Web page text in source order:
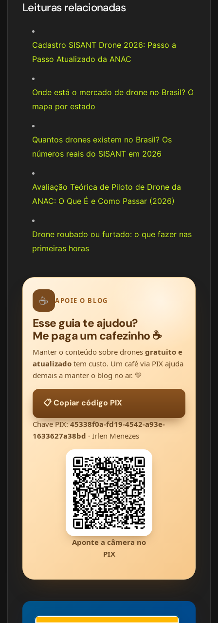
Leituras relacionadas
Cadastro SISANT Drone 2026: Passo a
Passo Atualizado da ANAC
Onde está o mercado de drone no Brasil? O
mapa por estado
Quantos drones existem no Brasil? Os
números reais do SISANT em 2026
Avaliação Teórica de Piloto de Drone da
ANAC: O Que É e Como Passar (2026)
Drone roubado ou furtado: o que fazer nas
primeiras horas
☕ APOIE O BLOG
Esse guia te ajudou?
Me paga um cafezinho ☕
Manter o conteúdo sobre drones gratuito e
atualizado tem custo. Um café via PIX ajuda
demais a manter o blog no ar. 💛
📋 Copiar código PIX
Chave PIX:45338f0a-fd19-4542-a93e-
1633627a38bd · Irlen Menezes
Aponte a câmera no
PIX